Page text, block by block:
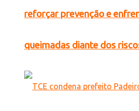
reforçar prevenção e
queimadas diante dos